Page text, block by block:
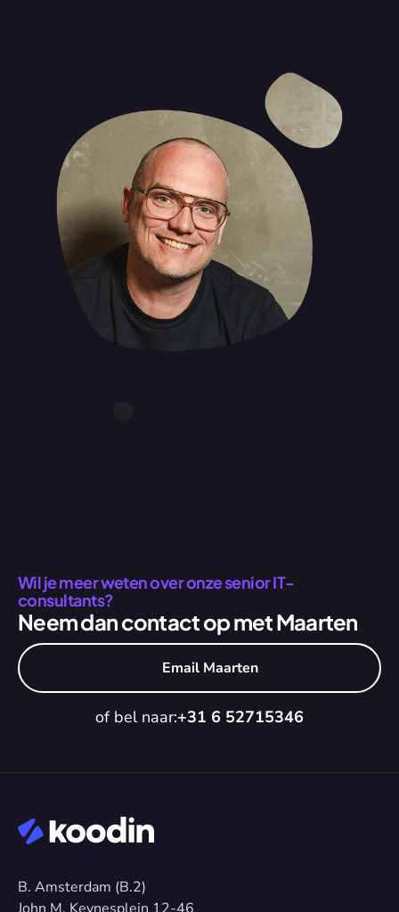
Wil je meer weten over onze senior IT-
consultants?
Neem dan contact op met Maarten
Email Maarten
of bel naar:+31 6 52715346
B. Amsterdam (B.2)